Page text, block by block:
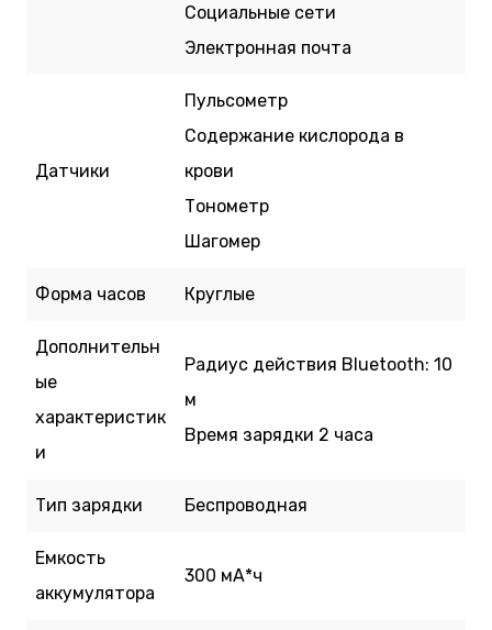
Социальные сети
Электронная почта
Датчики
Пульсометр
Содержание кислорода в
крови
Тонометр
Шагомер
Форма часов Круглые
Дополнительн
ые
характеристик
и
Радиус действия Bluetooth: 10
м
Время зарядки 2 часа
Тип зарядки Беспроводная
Емкость
аккумулятора
300 мА*ч